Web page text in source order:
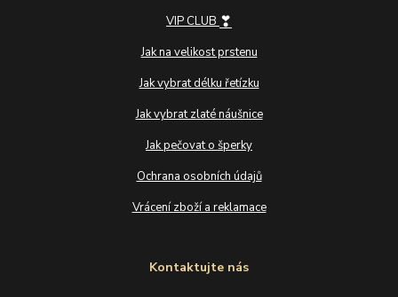
VIP CLUB ❣
Jak na velikost prstenu
Jak vybrat délku řetízku
Jak vybrat zlaté náušnice
Jak pečovat o šperky
Ochrana osobních údajů
Vrácení zboží a reklamace
Kontaktujte nás